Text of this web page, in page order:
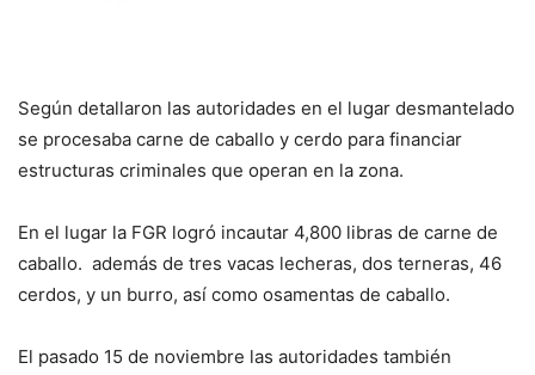
Según detallaron las autoridades en el lugar desmantelado
se procesaba carne de caballo y cerdo para financiar
estructuras criminales que operan en la zona.
En el lugar la FGR logró incautar 4,800 libras de carne de
caballo. además de tres vacas lecheras, dos terneras, 46
cerdos, y un burro, así como osamentas de caballo.
El pasado 15 de noviembre las autoridades también